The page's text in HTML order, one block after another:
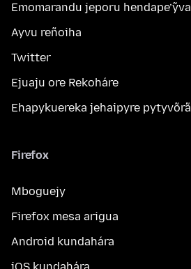
Emomarandu jeporu hendape’ỹva
Ayvu reñoiha
Twitter
Ejuaju ore Rekoháre
Ehapykuereka jehaipyre pytyvõrã
Firefox
Mboguejy
Firefox mesa arigua
Android kundahára